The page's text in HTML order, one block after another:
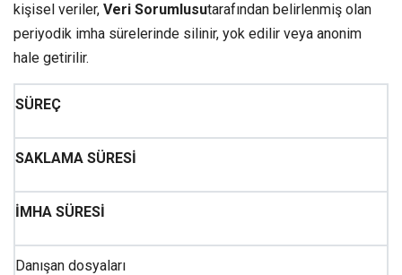
kişisel veriler, Veri Sorumlusutarafından belirlenmiş olan
periyodik imha sürelerinde silinir, yok edilir veya anonim
hale getirilir.
SÜREÇ
SAKLAMA SÜRESİ
İMHA SÜRESİ
Danışan dosyaları